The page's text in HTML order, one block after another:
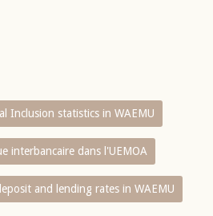
Inclusion statistics in WAEMU
interbancaire dans l'UEMOA
and lending rates in WAEMU